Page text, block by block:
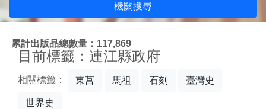
機關搜尋
累計出版品總數量：117,869
目前標籤：連江縣政府
相關標籤： 東莒 馬祖 石刻 臺灣史
世界史